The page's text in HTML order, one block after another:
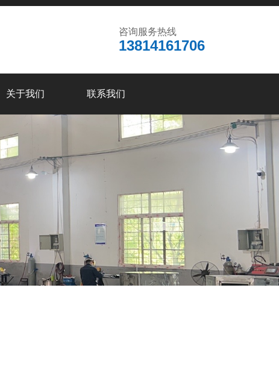
咨询服务热线
13814161706
关于我们 联系我们